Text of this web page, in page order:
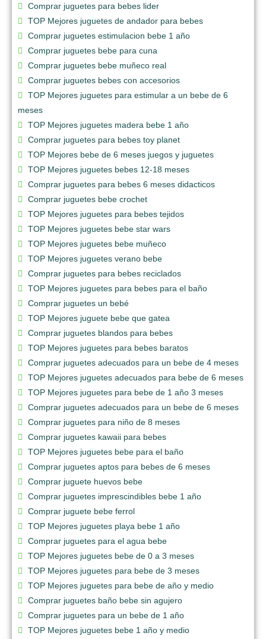
Comprar juguetes para bebes lider
TOP Mejores juguetes de andador para bebes
Comprar juguetes estimulacion bebe 1 año
Comprar juguetes bebe para cuna
Comprar juguetes bebe muñeco real
Comprar juguetes bebes con accesorios
TOP Mejores juguetes para estimular a un bebe de 6
meses
TOP Mejores juguetes madera bebe 1 año
Comprar juguetes para bebes toy planet
TOP Mejores bebe de 6 meses juegos y juguetes
TOP Mejores juguetes bebes 12-18 meses
Comprar juguetes para bebes 6 meses didacticos
Comprar juguetes bebe crochet
TOP Mejores juguetes para bebes tejidos
TOP Mejores juguetes bebe star wars
TOP Mejores juguetes bebe muñeco
TOP Mejores juguetes verano bebe
Comprar juguetes para bebes reciclados
TOP Mejores juguetes para bebes para el baño
Comprar juguetes un bebé
TOP Mejores juguete bebe que gatea
Comprar juguetes blandos para bebes
TOP Mejores juguetes para bebes baratos
Comprar juguetes adecuados para un bebe de 4 meses
TOP Mejores juguetes adecuados para bebe de 6 meses
TOP Mejores juguetes para bebe de 1 año 3 meses
Comprar juguetes adecuados para un bebe de 6 meses
Comprar juguetes para niño de 8 meses
Comprar juguetes kawaii para bebes
TOP Mejores juguetes bebe para el baño
Comprar juguetes aptos para bebes de 6 meses
Comprar juguete huevos bebe
Comprar juguetes imprescindibles bebe 1 año
Comprar juguete bebe ferrol
TOP Mejores juguetes playa bebe 1 año
Comprar juguetes para el agua bebe
TOP Mejores juguetes bebe de 0 a 3 meses
TOP Mejores juguetes para bebe de 3 meses
TOP Mejores juguetes para bebe de año y medio
Comprar juguetes baño bebe sin agujero
Comprar juguetes para un bebe de 1 año
TOP Mejores juguetes bebe 1 año y medio